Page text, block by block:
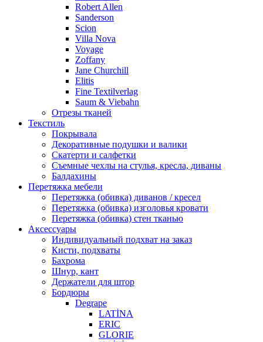
Robert Allen
Sanderson
Scion
Villa Nova
Voyage
Zoffany
Jane Churchill
Elitis
Fine Textilverlag
Saum & Viebahn
Отрезы тканей
Текстиль
Покрывала
Декоративные подушки и валики
Скатерти и салфетки
Cъемные чехлы на стулья, кресла, диваны
Балдахины
Перетяжка мебели
Перетяжка (обивка) диванов / кресел
Перетяжка (обивка) изголовья кровати
Перетяжка (обивка) стен тканью
Аксессуары
Индивидуальный подхват на заказ
Кисти, подхваты
Бахрома
Шнур, кант
Держатели для штор
Бордюры
Degrape
LATİNA
ERIC
GLORIE